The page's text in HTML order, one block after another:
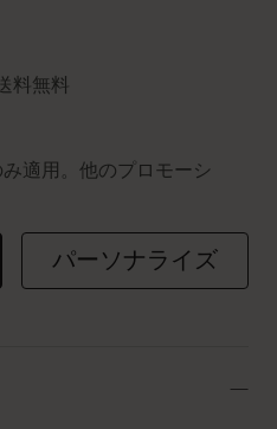
料無料
適用。他のプロモーシ
パーソナライズ